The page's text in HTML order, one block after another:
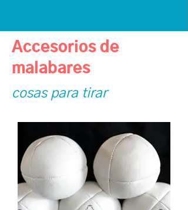
Accesorios de
malabares
cosas para tirar